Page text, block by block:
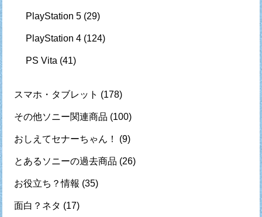
PlayStation 5 (29)
PlayStation 4 (124)
PS Vita (41)
スマホ・タブレット (178)
その他ソニー関連商品 (100)
おしえてセナーちゃん！ (9)
とあるソニーの過去商品 (26)
お役立ち？情報 (35)
面白？ネタ (17)